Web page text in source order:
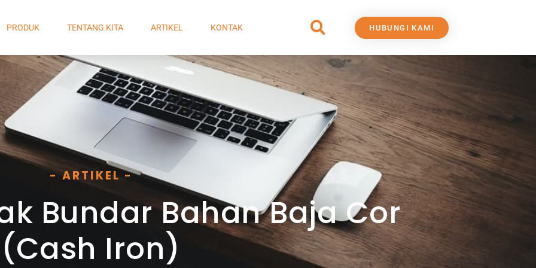
PRODUK TENTANG KITA ARTIKEL KONTAK SearchHUBUNGI KAMI
- ARTIKEL -
Bundar Bahan Baja Cor
(Cash Iron)